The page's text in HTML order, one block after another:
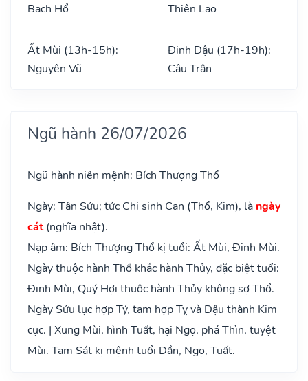
Bạch Hổ
Thiên Lao
Ất Mùi (13h-15h):
Nguyên Vũ
Đinh Dậu (17h-19h):
Câu Trận
Ngũ hành 26/07/2026
Ngũ hành niên mệnh: Bích Thượng Thổ
Ngày: Tân Sửu; tức Chi sinh Can (Thổ, Kim), là ngày
cát(nghĩa nhật).
Nạp âm: Bích Thượng Thổ kị tuổi: Ất Mùi, Đinh Mùi.
Ngày thuộc hành Thổ khắc hành Thủy, đặc biệt tuổi:
Đinh Mùi, Quý Hợi thuộc hành Thủy không sợ Thổ.
Ngày Sửu lục hợp Tý, tam hợp Tỵ và Dậu thành Kim
cục. | Xung Mùi, hình Tuất, hại Ngọ, phá Thìn, tuyệt
Mùi. Tam Sát kị mệnh tuổi Dần, Ngọ, Tuất.